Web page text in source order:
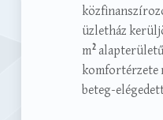
üzletház
m2
komfortérzete
beteg-